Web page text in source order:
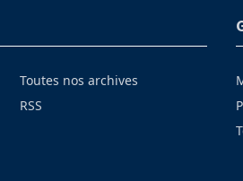
Toutes nos archives
RSS